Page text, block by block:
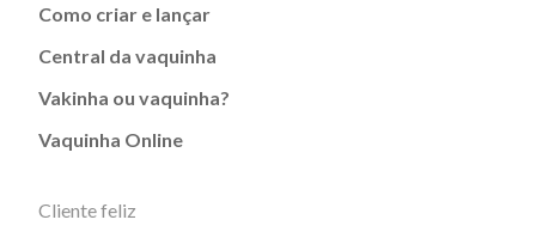
Como criar e lançar
Central da vaquinha
Vakinha ou vaquinha?
Vaquinha Online
Cliente feliz